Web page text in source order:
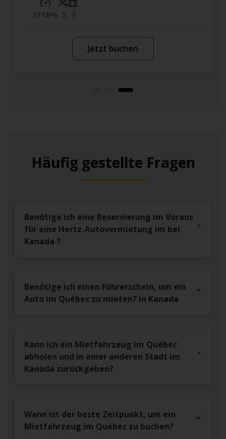
Häufig gestellte Fragen
Benötige ich eine Reservierung im Voraus
für eine Hertz-Autovermietung im bei
Kanada ?
Benötige ich einen Führerschein, um ein
Auto im Québec zu mieten? in Kanada
Kann ich ein Mietfahrzeug im Québec
abholen und in einer anderen Stadt im
Kanada zurückgeben?
Wann ist der beste Zeitpunkt, um ein
Mietfahrzeug im Québec zu buchen?